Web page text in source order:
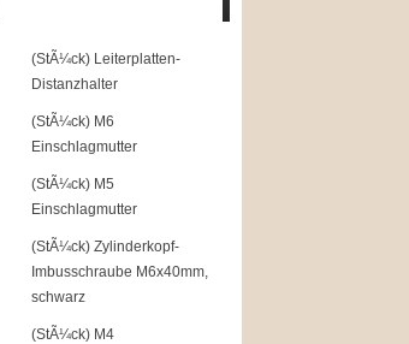
(StÃ¼ck) Leiterplatten-
Distanzhalter
(StÃ¼ck) M6
Einschlagmutter
(StÃ¼ck) M5
Einschlagmutter
(StÃ¼ck) Zylinderkopf-
Imbusschraube M6x40mm,
schwarz
(StÃ¼ck) M4